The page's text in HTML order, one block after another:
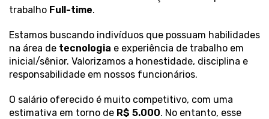
trabalho Full-time.
Estamos buscando indivíduos que possuam habilidades
na área de tecnologia e experiência de trabalho em
inicial/sênior. Valorizamos a honestidade, disciplina e
responsabilidade em nossos funcionários.
O salário oferecido é muito competitivo, com uma
estimativa em torno de R$ 5.000. No entanto, esse